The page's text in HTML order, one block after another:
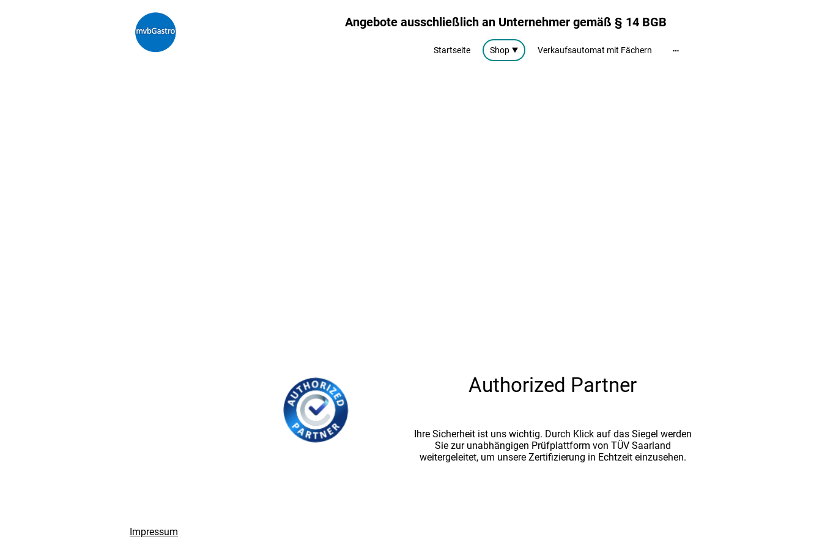
Angebote ausschließlich an Unternehmer gemäß § 14 BGB
Startseite Shop Verkaufsautomat mit Fächern
Authorized Partner
Ihre Sicherheit ist uns wichtig. Durch Klick auf das Siegel werden
Sie zur unabhängigen Prüfplattform von TÜV Saarland
weitergeleitet, um unsere Zertifizierung in Echtzeit einzusehen.
Impressum